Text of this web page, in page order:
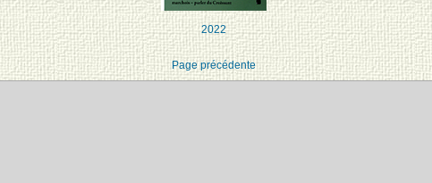
2022
Page précédente